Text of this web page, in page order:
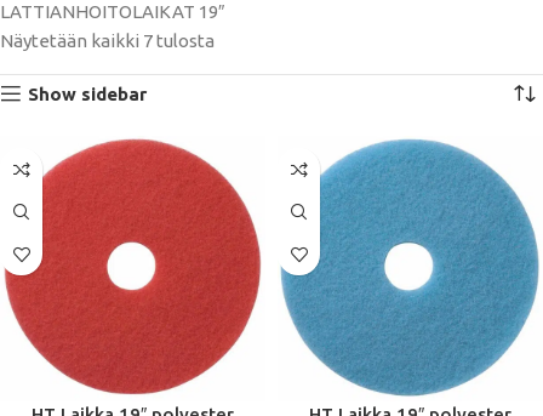
LATTIANHOITOLAIKAT 19″
Näytetään kaikki 7 tulosta
Show sidebar